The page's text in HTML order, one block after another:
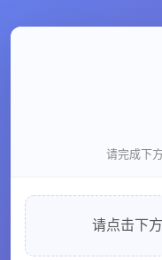
请完成下
请点击下